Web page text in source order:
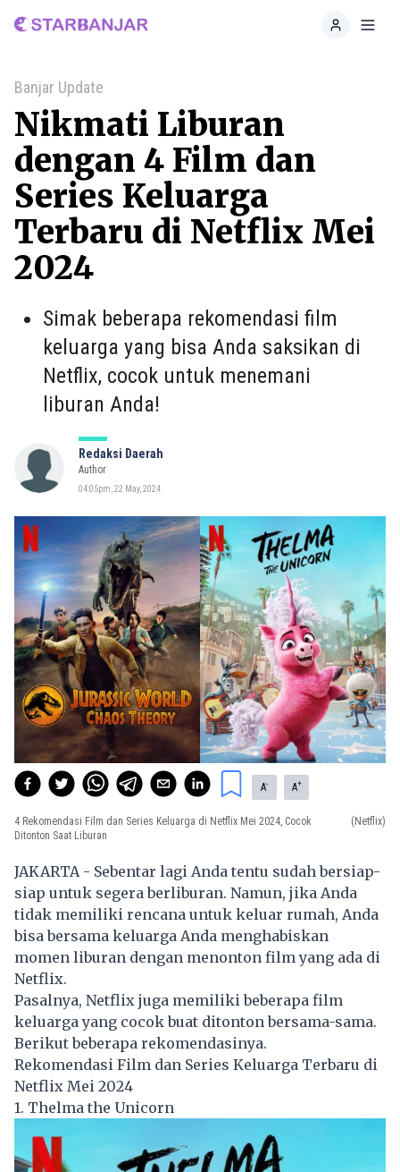
Home
Banjar Update
Nikmati Liburan
dengan 4 Film dan
Series Keluarga
Terbaru di Netflix Mei
2024
Simak beberapa rekomendasi film
keluarga yang bisa Anda saksikan di
Netflix, cocok untuk menemani
liburan Anda!
Redaksi Daerah
Author
04:05pm, 22 May, 2024
A- A+
4 Rekomendasi Film dan Series Keluarga di Netflix Mei 2024, Cocok
Ditonton Saat Liburan
(Netflix)
JAKARTA - Sebentar lagi Anda tentu sudah bersiap-
siap untuk segera berliburan. Namun, jika Anda
tidak memiliki rencana untuk keluar rumah, Anda
bisa bersama keluarga Anda menghabiskan
momen liburan dengan menonton film yang ada di
Netflix.
Pasalnya, Netflix juga memiliki beberapa film
keluarga yang cocok buat ditonton bersama-sama.
Berikut beberapa rekomendasinya.
Rekomendasi Film dan Series Keluarga Terbaru di
Netflix Mei 2024
1. Thelma the Unicorn